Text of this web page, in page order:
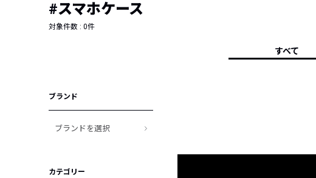
新着アイテム
編集部のおすすめアイテム
#スマホケース
対象件数 : 0件
すべて
ブランド
ブランドを選択
カテゴリー